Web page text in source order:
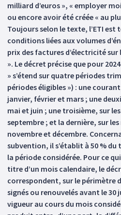
milliard d’euros », « employer
ou encore avoir été créée « au
Toujours selon le texte, l’ETI est
conditions liées aux volumes
prix des factures d’électricité sur
». Le décret précise que pour
» s’étend sur quatre périodes
périodes éligibles ») : une
janvier, février et mars ; une
mai et juin ; une troisième, sur
septembre ; et la dernière, sur
novembre et décembre.
subvention, il s’établit à 50 %
la période considérée. Pour ce
titre d’un mois calendaire, le
correspondent, sur le périmètre
signés ou renouvelés avant le 30
vigueur au cours du mois